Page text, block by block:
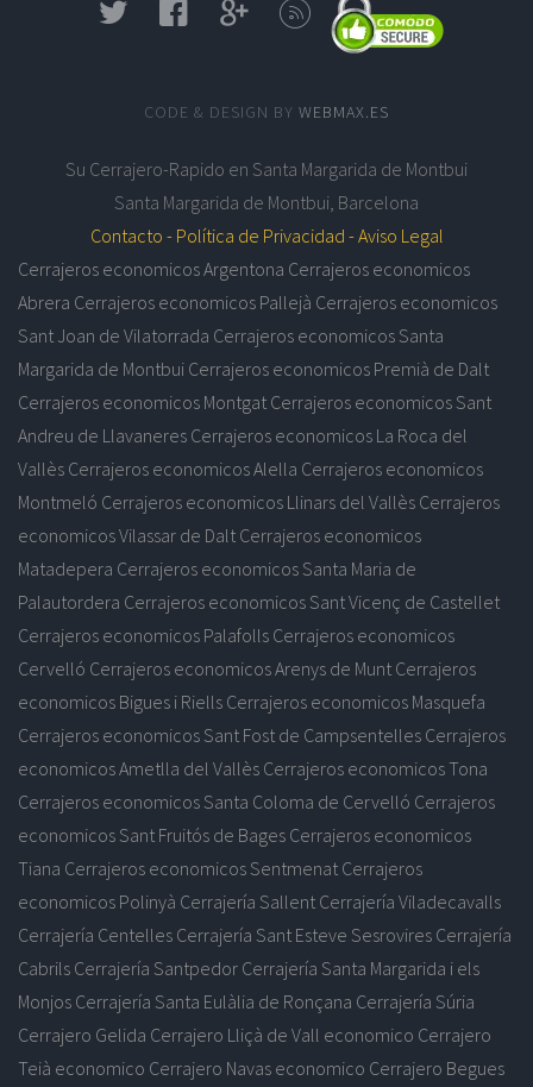
CODE & DESIGN BY WEBMAX.ES
Su Cerrajero-Rapido en Santa Margarida de Montbui
Santa Margarida de Montbui Barcelona
Contacto - Política de Privacidad -Aviso Legal
Cerrajeros economicos Argentona Cerrajeros economicos
Abrera Cerrajeros economicos Pallejà Cerrajeros economicos
Sant Joan de Vilatorrada Cerrajeros economicos Santa
Margarida de Montbui Cerrajeros economicos Premià de Dalt
Cerrajeros economicos Montgat Cerrajeros economicos Sant
Andreu de Llavaneres Cerrajeros economicos La Roca del
Vallès Cerrajeros economicos Alella Cerrajeros economicos
Montmeló Cerrajeros economicos Llinars del Vallès Cerrajeros
economicos Vilassar de Dalt Cerrajeros economicos
Matadepera Cerrajeros economicos Santa Maria de
Palautordera Cerrajeros economicos Sant Vicenç de Castellet
Cerrajeros economicos Palafolls Cerrajeros economicos
Cervelló Cerrajeros economicos Arenys de Munt Cerrajeros
economicos Bigues i Riells Cerrajeros economicos Masquefa
Cerrajeros economicos Sant Fost de Campsentelles Cerrajeros
economicos Ametlla del Vallès Cerrajeros economicos Tona
Cerrajeros economicos Santa Coloma de Cervelló Cerrajeros
economicos Sant Fruitós de Bages Cerrajeros economicos
Tiana Cerrajeros economicos Sentmenat Cerrajeros
economicos Polinyà Cerrajería Sallent Cerrajería Viladecavalls
Cerrajería Centelles Cerrajería Sant Esteve Sesrovires Cerrajería
Cabrils Cerrajería Santpedor Cerrajería Santa Margarida i els
Monjos Cerrajería Santa Eulàlia de Ronçana Cerrajería Súria
Cerrajero Gelida Cerrajero Lliçà de Vall economico Cerrajero
Teià economico Cerrajero Navas economico Cerrajero Begues